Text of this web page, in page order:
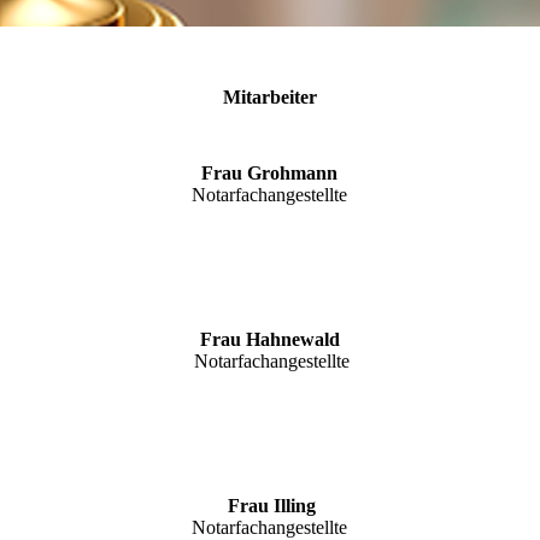
Mitarbeiter
Frau Grohmann
Notarfachangestellte
Frau Hahnewald
Notarfachangestellte
Frau Illing
Notarfachangestellte